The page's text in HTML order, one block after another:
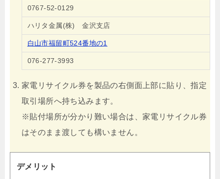
0767-52-0129
ハリタ金属(株) 金沢支店
白山市福留町524番地の1
076-277-3993
家電リサイクル券を製品の右側面上部に貼り、指定
取引場所へ持ち込みます。
※貼付場所が分かり難い場合は、家電リサイクル券
はそのまま渡しても構いません。
デメリット